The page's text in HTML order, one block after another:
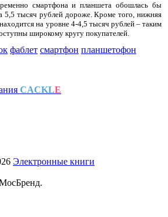
смартфона и планшета обошлась бы
5,5 тысяч рублей дороже. Кроме того, нижняя
на уровне 4-4,5 тысяч рублей – таким
широкому кругу покупателей.
фаблет смартфон планшетофон
CACKLE
Электронные книги